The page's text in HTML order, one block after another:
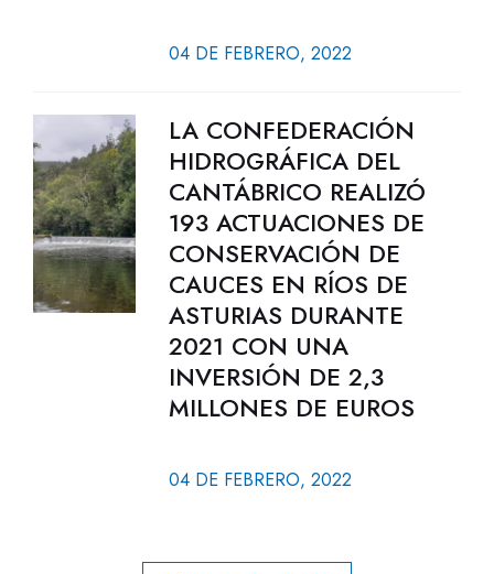
04 DE FEBRERO, 2022
LA CONFEDERACIÓN
HIDROGRÁFICA DEL
CANTÁBRICO REALIZÓ
193 ACTUACIONES DE
CONSERVACIÓN DE
CAUCES EN RÍOS DE
ASTURIAS DURANTE
2021 CON UNA
INVERSIÓN DE 2,3
MILLONES DE EUROS
04 DE FEBRERO, 2022